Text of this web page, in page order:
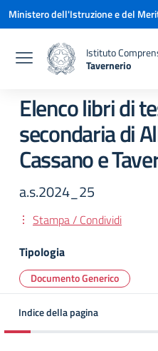
Vai ai contenuti
Vai al menu di navigazione
Vai al footer
Ministero dell'Istruzione e del
Istituto
Tavernerio
Elenco libri di
secondaria di
Cassano e
a.s.2024_25
Stampa / Condividi
Tipologia
Documento Generico
Indice della pagina